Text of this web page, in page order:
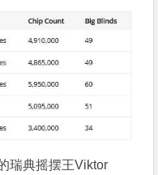
瑞典摇摆王Viktor